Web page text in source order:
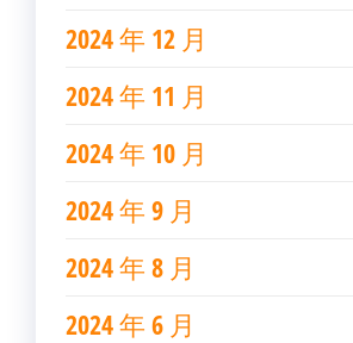
2024 年 12 月
2024 年 11 月
2024 年 10 月
2024 年 9 月
2024 年 8 月
2024 年 6 月